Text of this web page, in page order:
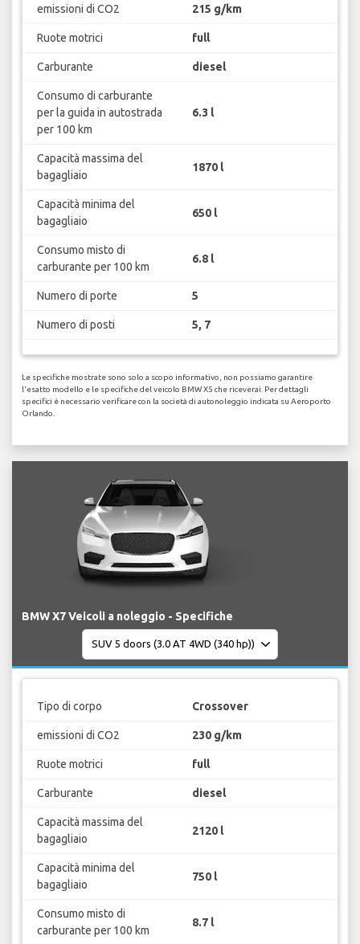
emissioni di CO2 215 g/km
Ruote motrici full
Carburante diesel
Consumo di carburante
per la guida in autostrada
per 100 km
6.3 l
Capacità massima del
bagagliaio
1870 l
Capacità minima del
bagagliaio
650 l
Consumo misto di
carburante per 100 km
6.8 l
Numero di porte 5
Numero di posti 5, 7
Le specifiche mostrate sono solo a scopo informativo, non possiamo garantire
l'esatto modello e le specifiche del veicolo BMW X5 che riceverai. Per dettagli
specifici è necessario verificare con la società di autonoleggio indicata su Aeroporto
Orlando.
BMW X7 Veicoli a noleggio - Specifiche
Tipo di corpo Crossover
emissioni di CO2 230 g/km
Ruote motrici full
Carburante diesel
Capacità massima del
bagagliaio
2120 l
Capacità minima del
bagagliaio
750 l
Consumo misto di
carburante per 100 km
8.7 l